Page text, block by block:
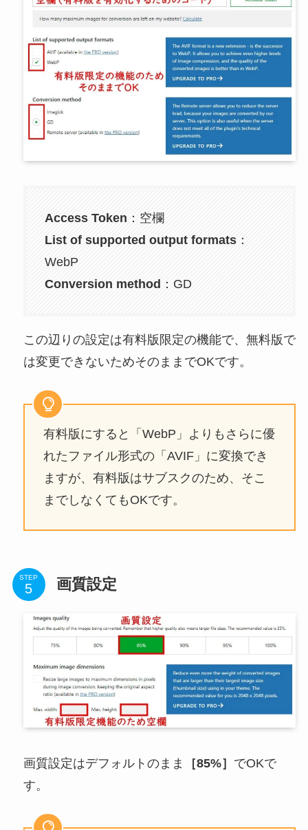
Access Token ：空欄
List of supported output formats：
WebP
Conversion method ：GD
この辺りの設定は有料版限定の機能で、無料版で
は変更できないためそのままでOKです。
有料版にすると「WebP」よりもさらに優
れたファイル形式の「AVIF」に変換でき
ますが、有料版はサブスクのため、そこ
までしなくてもOKです。
STEP 画質設定
画質設定はデフォルトのまま ［85%］ でOKで
す。